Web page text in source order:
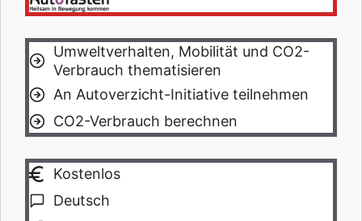
Umweltverhalten, Mobilität und CO2-
Verbrauch thematisieren
An Autoverzicht-Initiative teilnehmen
CO2-Verbrauch berechnen
Kostenlos
Deutsch